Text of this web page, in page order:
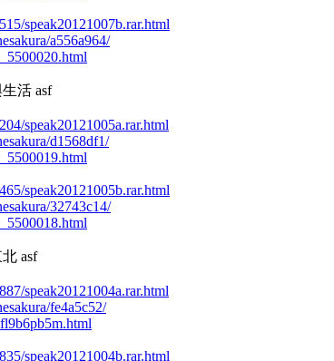
speak20121007b.rar.html
a556a964/
活 asf
speak20121005a.rar.html
d1568df1/
speak20121005b.rar.html
32743c14/
asf
speak20121004a.rar.html
fe4a5c52/
speak20121004b.rar.html